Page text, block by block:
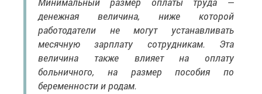
денежная величина, ниже которой
работодатели не могут устанавливать
месячную зарплату сотрудникам. Эта
величина также влияет на оплату
больничного, на размер пособия по
беременности и родам.